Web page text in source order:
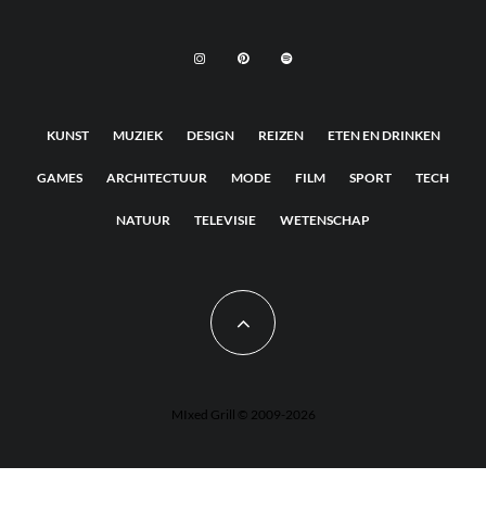
KUNST MUZIEK DESIGN REIZEN ETEN EN DRINKEN
GAMES ARCHITECTUUR MODE FILM SPORT TECH
NATUUR TELEVISIE WETENSCHAP
MIxed Grill © 2009-2026